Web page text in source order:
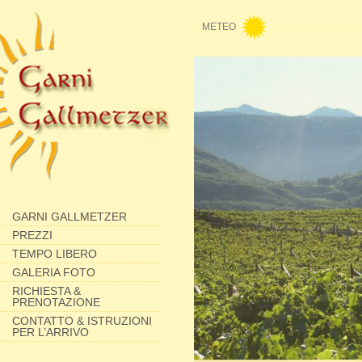
METEO
GARNI GALLMETZER
PREZZI
TEMPO LIBERO
GALERIA FOTO
RICHIESTA &
PRENOTAZIONE
CONTATTO & ISTRUZIONI
PER L’ARRIVO